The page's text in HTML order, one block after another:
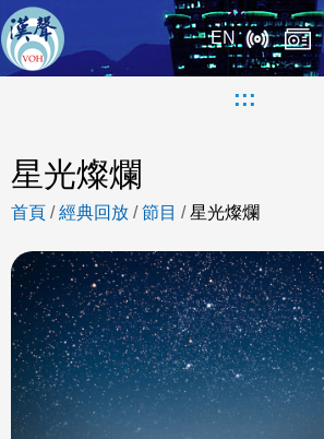
EN
:::
星光燦爛
首頁 /經典回放 /節目 /星光燦爛